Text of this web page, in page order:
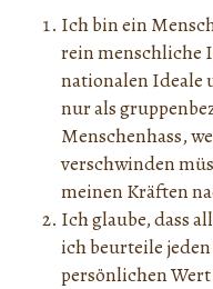
Ich bin ein
rein menschliche
nationalen Ideale
nur als
Menschenhass,
verschwinden
meinen Kräften
Ich glaube, dass
ich beurteile
persönlichen